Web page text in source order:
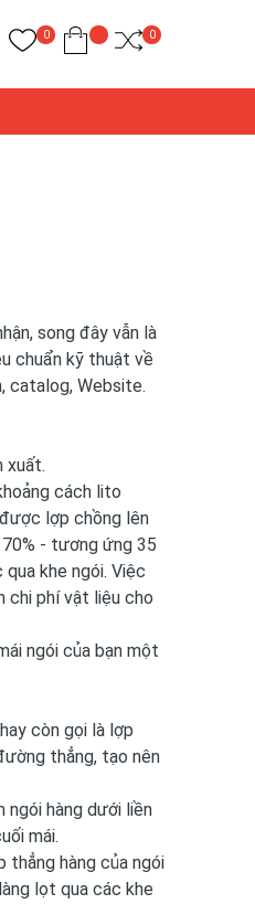
0 0
song đây vẫn là
chuẩn kỹ thuật về
catalog, Website.
xuất.
cách lito
lợp chồng lên
- tương ứng 35
khe ngói. Việc
chi phí vật liệu cho
ngói của bạn một
còn gọi là lợp
thẳng, tạo nên
ngói hàng dưới liền
mái.
thẳng hàng của ngói
lọt qua các khe